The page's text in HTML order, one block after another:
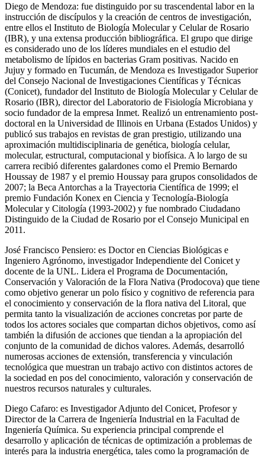
Diego de Mendoza: fue distinguido por su trascendental labor en la
instrucción de discípulos y la creación de centros de investigación,
entre ellos el Instituto de Biología Molecular y Celular de Rosario
(IBR), y una extensa producción bibliográfica. El grupo que dirige
es considerado uno de los líderes mundiales en el estudio del
metabolismo de lípidos en bacterias Gram positivas. Nacido en
Jujuy y formado en Tucumán, de Mendoza es Investigador Superior
del Consejo Nacional de Investigaciones Científicas y Técnicas
(Conicet), fundador del Instituto de Biología Molecular y Celular de
Rosario (IBR), director del Laboratorio de Fisiología Microbiana y
socio fundador de la empresa Inmet. Realizó un entrenamiento post-
doctoral en la Universidad de Illinois en Urbana (Estados Unidos) y
publicó sus trabajos en revistas de gran prestigio, utilizando una
aproximación multidisciplinaria de genética, biología celular,
molecular, estructural, computacional y biofísica. A lo largo de su
carrera recibió diferentes galardones como el Premio Bernardo
Houssay de 1987 y el premio Houssay para grupos consolidados de
2007; la Beca Antorchas a la Trayectoria Científica de 1999; el
premio Fundación Konex en Ciencia y Tecnología-Biología
Molecular y Citología (1993-2002) y fue nombrado Ciudadano
Distinguido de la Ciudad de Rosario por el Consejo Municipal en
2011.
José Francisco Pensiero: es Doctor en Ciencias Biológicas e
Ingeniero Agrónomo, investigador Independiente del Conicet y
docente de la UNL. Lidera el Programa de Documentación,
Conservación y Valoración de la Flora Nativa (Prodocova) que tiene
como objetivo generar un polo físico y cognitivo de referencia para
el conocimiento y conservación de la flora nativa del Litoral, que
permita tanto la visualización de acciones concretas por parte de
todos los actores sociales que compartan dichos objetivos, como así
también la difusión de acciones que tiendan a la apropiación del
conjunto de la comunidad de dichos valores. Además, desarrolló
numerosas acciones de extensión, transferencia y vinculación
tecnológica que muestran un trabajo activo con distintos actores de
la sociedad en pos del conocimiento, valoración y conservación de
nuestros recursos naturales y culturales.
Diego Cafaro: es Investigador Adjunto del Conicet, Profesor y
Director de la Carrera de Ingeniería Industrial en la Facultad de
Ingeniería Química. Su experiencia principal comprende el
desarrollo y aplicación de técnicas de optimización a problemas de
interés para la industria energética, tales como la programación de